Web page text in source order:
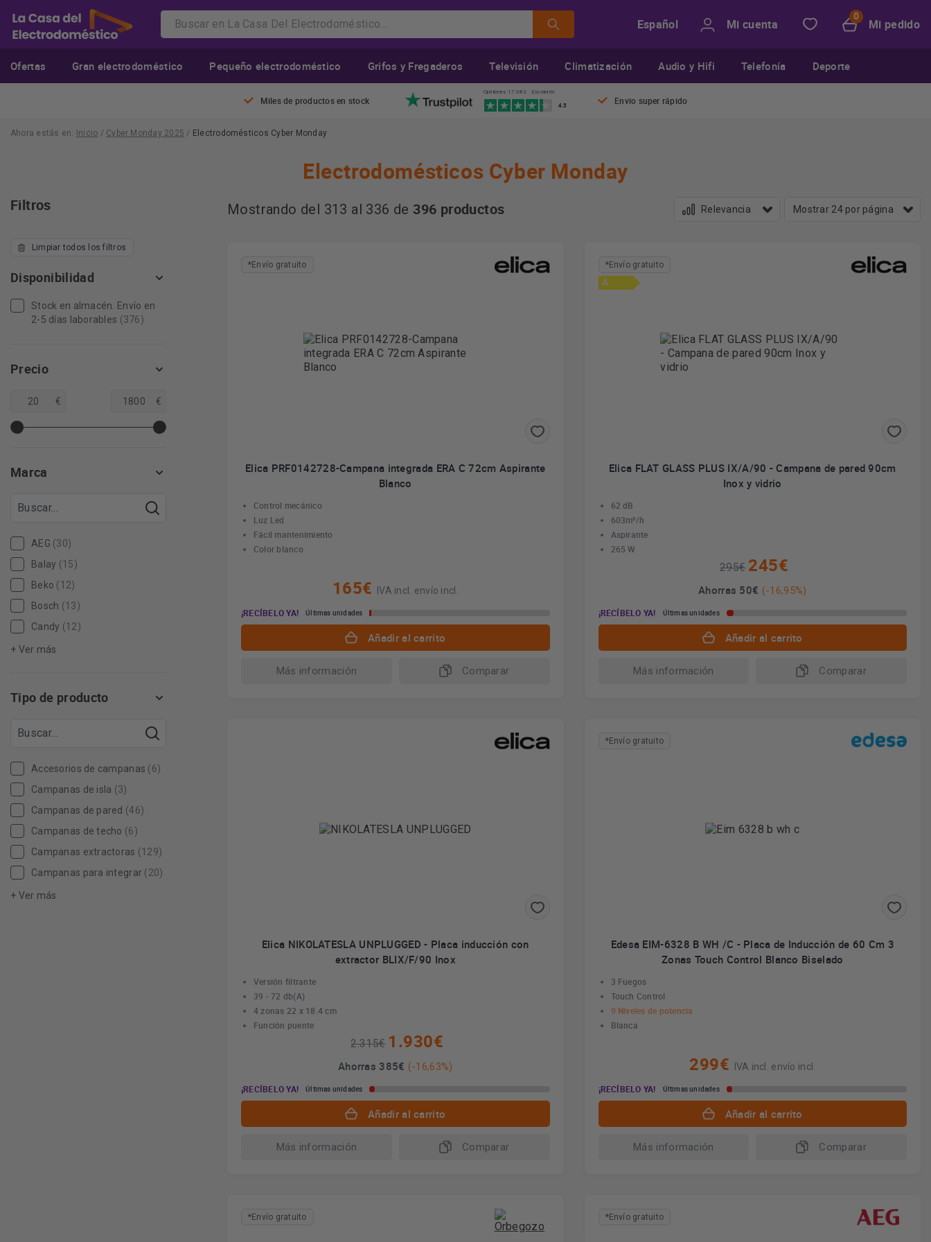
Español Mi cuenta Mi pedido
Ofertas Gran electrodoméstico Pequeño electrodoméstico Grifos y Fregaderos Televisión Climatización Audio y Hifi Telefonía Deporte
Miles de productos en stock
Opiniones 17.082 · Excelente
4.3 Envio super rápido
Ahora estás en: Inicio / Cyber Monday 2025 / Electrodomésticos Cyber Monday
Electrodomésticos Cyber Monday
Filtros
Limpiar todos los filtros
Disponibilidad
Stock en almacén. Envío en
2-5 días laborables (376)
Precio
€ €
Marca
AEG (30)
Balay (15)
Beko (12)
Bosch (13)
Candy (12)
+ Ver más
Tipo de producto
Accesorios de campanas (6)
Campanas de isla (3)
Campanas de pared (46)
Campanas de techo (6)
Campanas extractoras (129)
Campanas para integrar (20)
+ Ver más
Mostrando del 313 al 336 de396 productos
*Envío gratuito
Elica PRF0142728-Campana integrada ERA C 72cm Aspirante
Blanco
Control mecánico
Luz Led
Fácil mantenimiento
Color blanco
165€
IVA incl. envío incl.
¡RECÍBELO YA!
Últimas unidades
Añadir al carrito
Más información Comparar
*Envío gratuito
A
Elica FLAT GLASS PLUS IX/A/90 - Campana de pared 90cm
Inox y vidrio
62 dB
603m³/h
Aspirante
265 W
295€ 245€
Ahorras 50€ (-16,95%)
¡RECÍBELO YA! Últimas unidades
Añadir al carrito
Más información Comparar
Elica NIKOLATESLA UNPLUGGED - Placa inducción con
extractor BLIX/F/90 Inox
Versión filtrante
39 - 72 db(A)
4 zonas 22 x 18.4 cm
Función puente
2.315€ 1.930€
Ahorras 385€ (-16,63%)
¡RECÍBELO YA! Últimas unidades
Añadir al carrito
Más información Comparar
*Envío gratuito
Edesa EIM-6328 B WH /C - Placa de Inducción de 60 Cm 3
Zonas Touch Control Blanco Biselado
3 Fuegos
Touch Control
9 Niveles de potencia
Blanca
299€
IVA incl. envío incl.
¡RECÍBELO YA!
Últimas unidades
Añadir al carrito
Más información Comparar
*Envío gratuito *Envío gratuito